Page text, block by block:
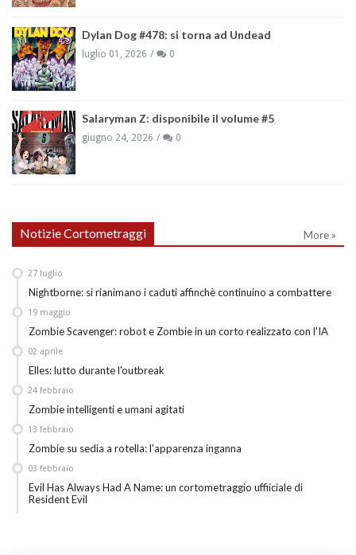
Dylan Dog #478: si torna ad Undead
luglio 01, 2026 0
Salaryman Z: disponibile il volume #5
giugno 24, 2026 0
Notizie Cortometraggi More »
Nightborne: si rianimano i caduti affinchè continuino a combattere
27 luglio
Zombie Scavenger: robot e Zombie in un corto realizzato con l'IA
19 maggio
Elles: lutto durante l'outbreak
02 aprile
Zombie intelligenti e umani agitati
24 febbraio
Zombie su sedia a rotella: l'apparenza inganna
13 febbraio
Evil Has Always Had A Name: un cortometraggio uffiiciale di
Resident Evil
03 febbraio